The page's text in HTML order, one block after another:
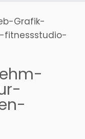
Grafik-
fitnessstudio-